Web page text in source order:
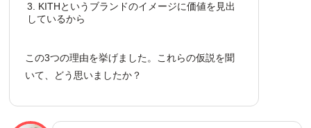
KITHというブランドのイメージに価値を見出
しているから
この3つの理由を挙げました。これらの仮説を聞
いて、どう思いましたか？